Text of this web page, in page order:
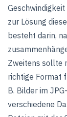
zur Lösung
besteht darin,
Zweitens sollte
richtige Format
B. Bilder im
verschiedene